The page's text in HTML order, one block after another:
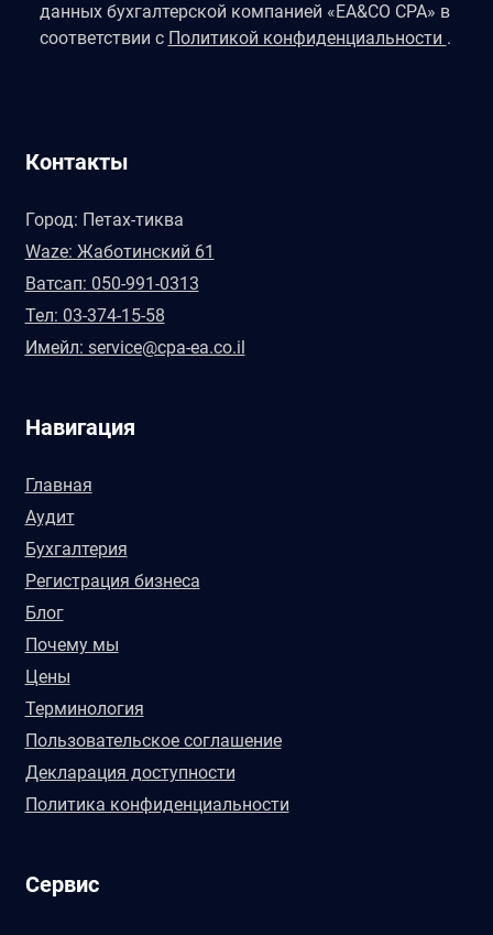
данных бухгалтерской компанией «EA&CO CPA» в
соответствии с Политикой конфиденциальности .
Контакты
Город: Петах-тиква
Waze: Жаботинский 61
Ватсап: 050-991-0313
Тел: 03-374-15-58
Имейл: service@cpa-ea.co.il
Навигация
Главная
Аудит
Бухгалтерия
Регистрация бизнеса
Блог
Почему мы
Цены
Терминология
Пользовательское соглашение
Декларация доступности
Политика конфиденциальности
Сервис